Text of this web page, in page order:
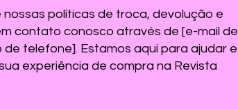
políticas de troca, devolução e
contato conosco através de [e-mail de
telefone]. Estamos aqui para ajudar e
experiência de compra na Revista